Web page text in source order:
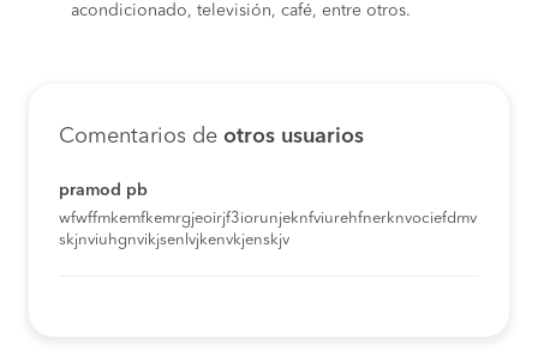
acondicionado, televisión, café, entre otros.
Comentarios de otros usuarios
pramod pb
wfwffmkemfkemrgjeoirjf3iorunjeknfviurehfnerknvociefdmv
skjnviuhgnvikjsenlvjkenvkjenskjv